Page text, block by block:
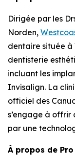
Dirigée par les
Norden,
dentaire située à
dentisterie
incluant les
Invisalign. La
officiel des
s’engage à offrir
par une
À propos de